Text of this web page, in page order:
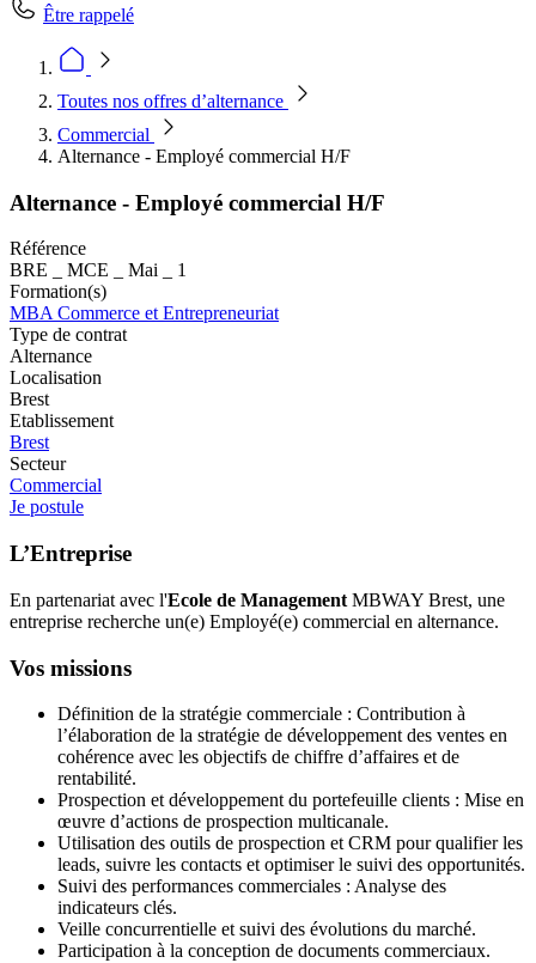
Être rappelé
Toutes nos offres d’alternance
Commercial
Alternance - Employé commercial H/F
Alternance - Employé commercial H/F
Référence
BRE _ MCE _ Mai _ 1
Formation(s)
MBA Commerce et Entrepreneuriat
Type de contrat
Alternance
Localisation
Brest
Etablissement
Brest
Secteur
Commercial
Je postule
L’Entreprise
En partenariat avec l'Ecole de Management MBWAY Brest, une
entreprise recherche un(e) Employé(e) commercial en alternance.
Vos missions
Définition de la stratégie commerciale : Contribution à
l’élaboration de la stratégie de développement des ventes en
cohérence avec les objectifs de chiffre d’affaires et de
rentabilité.
Prospection et développement du portefeuille clients : Mise en
œuvre d’actions de prospection multicanale.
Utilisation des outils de prospection et CRM pour qualifier les
leads, suivre les contacts et optimiser le suivi des opportunités.
Suivi des performances commerciales : Analyse des
indicateurs clés.
Veille concurrentielle et suivi des évolutions du marché.
Participation à la conception de documents commerciaux.